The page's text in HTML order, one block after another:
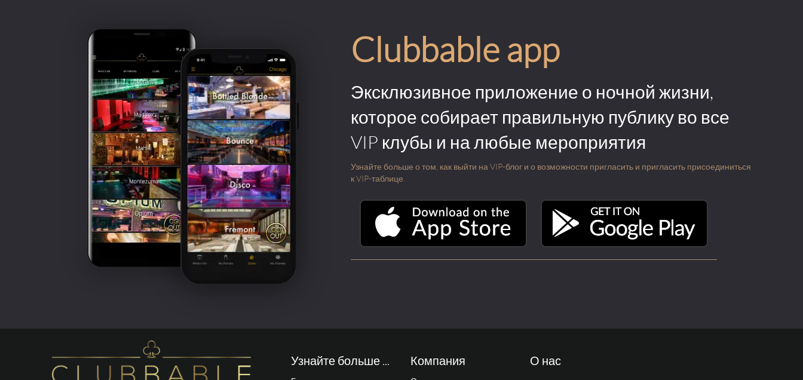
Clubbable app
Эксклюзивное приложение о ночной жизни,
которое собирает правильную публику во все
VIP клубы и на любые мероприятия
Узнайте больше о том, как выйти на VIP-блог и о возможности пригласить и пригласить присоединиться
к VIP-таблице.
Узнайте больше ... Компания О нас